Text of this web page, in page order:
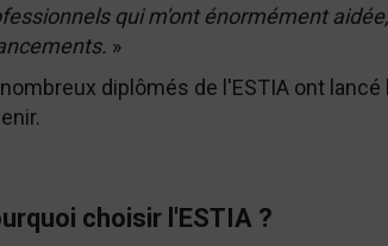
qui m'ont énormément
»
diplômés de l'ESTIA ont
choisir l'ESTIA ?